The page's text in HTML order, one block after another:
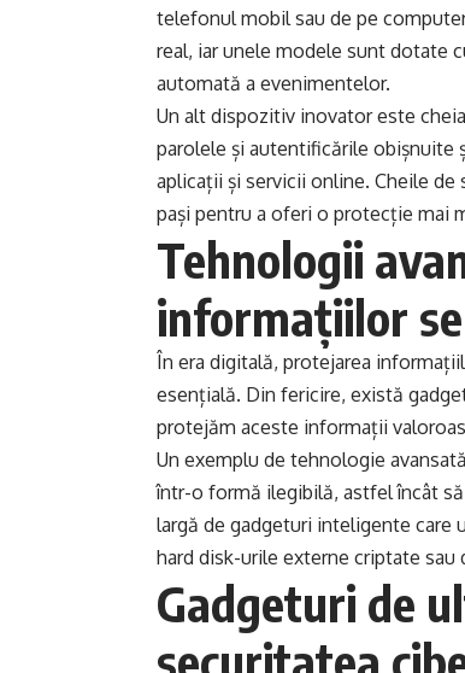
telefonul mobil sau de pe
real, iar unele modele sunt dotate
automată a evenimentelor.
Un alt dispozitiv inovator este
parolele și autentificările obișnuite
aplicații și servicii online. Cheile
pași pentru a oferi o protecție mai
Tehnologii
informațiilor
În era digitală, protejarea
esențială. Din fericire, există
protejăm aceste informații
Un exemplu de tehnologie
într-o formă ilegibilă, astfel încât
largă de gadgeturi inteligente care
hard disk-urile externe criptate
Gadgeturi de